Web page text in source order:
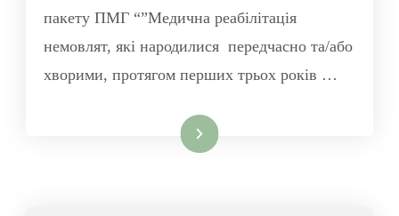
пакету ПМГ “”Медична реабілітація
немовлят, які народилися передчасно та/або
хворими, протягом перших трьох років …
Читати далі